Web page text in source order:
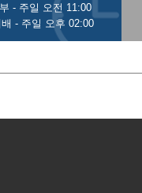
- 주일 오전 11:00
배 - 주일 오후 02:00